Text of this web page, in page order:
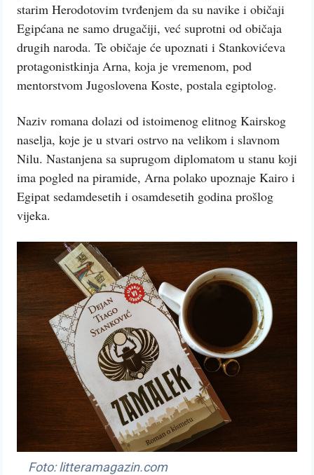
starim Herodotovim tvrđenjem da su navike i običaji
Egipćana ne samo drugačiji, već suprotni od običaja
drugih naroda. Te običaje će upoznati i Stankovićeva
protagonistkinja Arna, koja je vremenom, pod
mentorstvom Jugoslovena Koste, postala egiptolog.
Naziv romana dolazi od istoimenog elitnog Kairskog
naselja, koje je u stvari ostrvo na velikom i slavnom
Nilu. Nastanjena sa suprugom diplomatom u stanu koji
ima pogled na piramide, Arna polako upoznaje Kairo i
Egipat sedamdesetih i osamdesetih godina prošlog
vijeka.
Foto: litteramagazin.com